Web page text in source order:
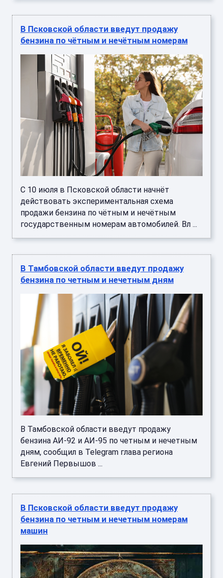
В Псковской области введут продажу
бензина по чётным и нечётным номерам
С 10 июля в Псковской области начнёт
действовать экспериментальная схема
продажи бензина по чётным и нечётным
государственным номерам автомобилей. Вл ...
В Тамбовской области введут продажу
бензина по четным и нечетным дням
В Тамбовской области введут продажу
бензина АИ-92 и АИ-95 по четным и нечетным
дням, сообщил в Telegram глава региона
Евгений Первышов ...
В Псковской области введут продажу
бензина по четным и нечетным номерам
машин